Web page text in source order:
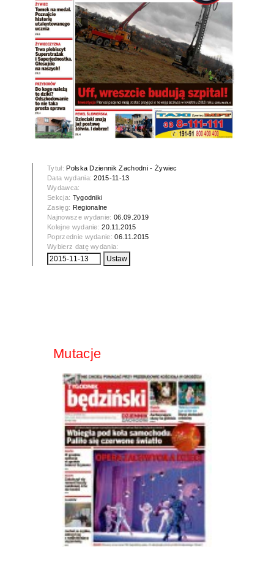
Tytuł:Polska Dziennik Zachodni - Żywiec
Data wydania:2015-11-13
Wydawca:
Sekcja: Tygodniki
Zasięg: Regionalne
Najnowsze wydanie:06.09.2019
Kolejne wydanie:20.11.2015
Poprzednie wydanie:06.11.2015
Wybierz datę wydania:
Mutacje